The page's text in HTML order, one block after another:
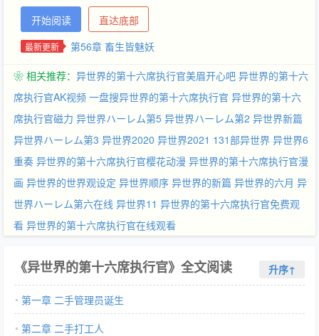
怕拿都拿不起来！更别提强磁区域和极磁区域了……不过没有关
系，主角可是二手的世界管理员，好歹也是世界里的Bug的存在！
一样拥有GM的特权技能，不过技能这可是随机出现的且时间还有
这轮回寂静，才能揭开这世界的本质与肮脏……
开始阅读 直达底部
最新更新 第56章 畜生皆魅妖
❀ 相关推荐： 异世界的第十六席执行官美眉开心吧 异世界的第十六
席执行官AK视频 一盘搜异世界的第十六席执行官 异世界的第十六
席执行官磁力 异世界ハーレム第5 异世界ハーレム第2 异世界新篇
异世界ハーレム第3 异世界2020 异世界2021 131部异世界 异世界6
重奏 异世界的第十六席执行官樱花动漫 异世界的第十六席执行官漫
画 异世界的世界观设定 异世界顺序 异世界的新篇 异世界的六月 异
世界ハーレム第六在线 异世界11 异世界的第十六席执行官免费观
看 异世界的第十六席执行官在线观看
《异世界的第十六席执行官》全文阅读 升序↑
第一章 二手管理员诞生
第二章 二手打工人